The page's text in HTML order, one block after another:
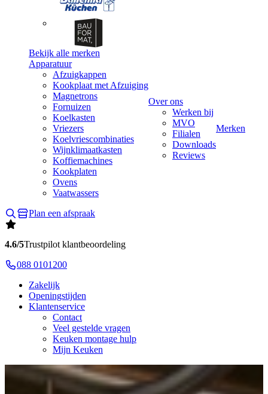
Bekijk alle merken
Apparatuur
Afzuigkappen
Kookplaat met Afzuiging
Magnetrons
Fornuizen
Koelkasten
Vriezers
Koelvriescombinaties
Wijnklimaatkasten
Koffiemachines
Kookplaten
Ovens
Vaatwassers
Over ons
Werken bij
MVO
Filialen
Downloads
Reviews
Merken
Plan een afspraak
4.6/5Trustpilot klantbeoordeling
088 0101200
Zakelijk
Openingstijden
Klantenservice
Contact
Veel gestelde vragen
Keuken montage hulp
Mijn Keuken